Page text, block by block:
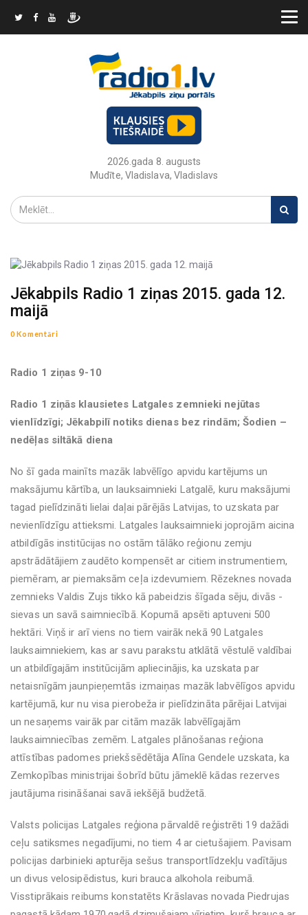
2026.gada 8. augusts
Mudīte, Vladislava, Vladislavs
Jēkabpils Radio 1 ziņas 2015. gada 12.
maijā
0 Komentāri
Radio 1 ziņas 9-10
Radio 1 ziņās klausietes Latgales zemnieki nejūtas
vienlīdzīgi; Jēkabpilī notiks dienas bez rindām; Šodien –
nedēļas siltākā diena
No šī gada mainīts mazāk labvēlīgo apvidu kartējums un
maksājumu kārtība, un lauksaimnieki Latgalē, kuru maksājumi
tagad pielīdzināti lielai daļai pārējās Latvijas, to uzskata par
nevienlīdzīgu attieksmi. Latgales lauksaimnieki joprojām aicina
atbildīgās institūcijas no ostām tālāko reģionu zemju
apstrādātājiem zaudēto kompensēt ar citiem instrumentiem,
piemēram, ar piemaksām ceļa izdevumiem. Rēzeknes novada
zemnieks Valdis Zujs tikko kā pabeidzis šīgada sēju, divās -
sievas un savā saimniecībā. Kopumā apsēti aptuveni 500
hektāri. Viņš ir arī viens no tiem vairāk nekā 90 Latgales
lauksaimniekiem, kas ar savu parakstu atklātā vēstulē valdībai
un atbildīgajām institūcijām apliecinājis, ka uzskata par
netaisnīgām jaunpieņemtās izmaiņas mazāk labvēlīgos apvidu
kartējumā, kur nu visa pierobeža ir pielīdzināta pārējai Latvijai
un nesaņems vairāk par citām mazāk labvēlīgajām
lauksaimniecības zemēm. Latgales plānošanas reģiona
attīstības padomes priekšsēdētāja Alīna Gendele uzskata, ka
Zemkopības ministrijai šobrīd būtu jāmeklē kādas rezerves
jautājuma risināšanai savā iekšējā budžetā.
Valsts policijas Latgales reģiona pārvaldē reģistrēti 19 dažādi
ceļu satiksmes negadījumi, no tiem 4 ar cietušajiem. Pavisam
policijas darbinieki apturēja sešus transportlīdzekļu vadītājus
un divus velosipēdistus, kuri brauca alkohola reibumā.
Visstiprākais reibums konstatēts Krāslavas novada Piedrujas